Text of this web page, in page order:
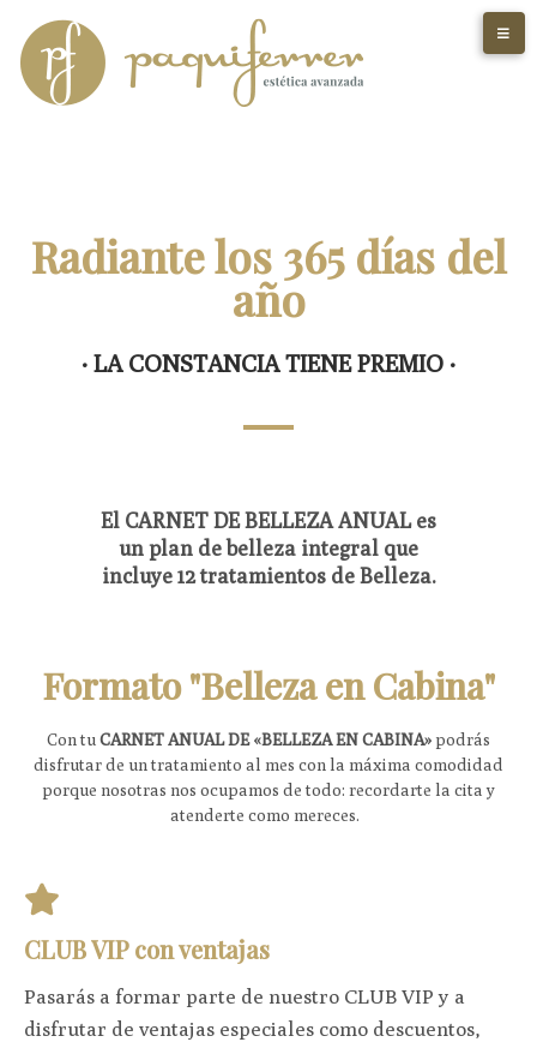
Radiante los 365 días del
año
· LA CONSTANCIA TIENE PREMIO ·
El CARNET DE BELLEZA ANUAL es
un plan de belleza integral que
incluye 12 tratamientos de Belleza.
Formato "Belleza en Cabina"
Con tu CARNET ANUAL DE «BELLEZA EN CABINA» podrás
disfrutar de un tratamiento al mes con la máxima comodidad
porque nosotras nos ocupamos de todo: recordarte la cita y
atenderte como mereces.
CLUB VIP con ventajas
Pasarás a formar parte de nuestro CLUB VIP y a
disfrutar de ventajas especiales como descuentos,